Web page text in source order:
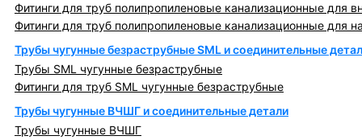
Фитинги для труб полипропиленовые канализационные для
Фитинги для труб полипропиленовые канализационные для
Трубы чугунные безраструбные SML и соединительные
Трубы SML чугунные безраструбные
Фитинги для труб SML чугунные безраструбные
Трубы чугунные ВЧШГ и соединительные детали
Трубы чугунные ВЧШГ